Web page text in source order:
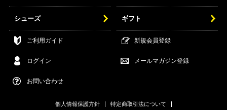
シューズ ギフト
ご利用ガイド 新規会員登録
ログイン メールマガジン登録
お問い合わせ
個人情報保護方針 特定商取引法について